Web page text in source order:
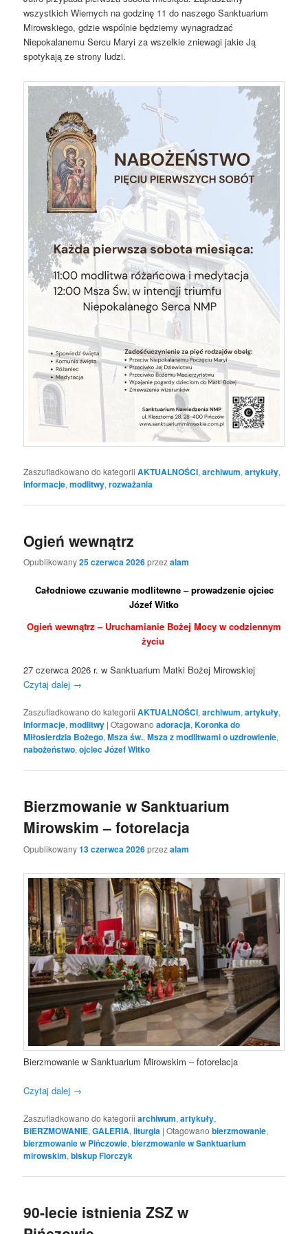
wszystkich Wiernych na godzinę 11 do naszego Sanktuarium
Mirowskiego, gdzie wspólnie będziemy wynagradzać
Niepokalanemu Sercu Maryi za wszelkie zniewagi jakie Ją
spotykają ze strony ludzi.
Zaszufladkowano do kategorii AKTUALNOŚCI,archiwum,artykuły,
informacje,modlitwy,rozważania
Ogień wewnątrz
Opublikowany25 czerwca 2026przezalam
Całodniowe czuwanie modlitewne – prowadzenie ojciec
Józef Witko
Ogień wewnątrz – Uruchamianie Bożej Mocy w codziennym
życiu
27 czerwca 2026 r. w Sanktuarium Matki Bożej Mirowskiej
Czytaj dalej →
Zaszufladkowano do kategorii AKTUALNOŚCI,archiwum,artykuły,
informacje,modlitwy |Otagowano adoracja,Koronka do
Miłosierdzia Bożego,Msza św.,Msza z modlitwami o uzdrowienie,
nabożeństwo,ojciec Józef Witko
Bierzmowanie w Sanktuarium
Mirowskim – fotorelacja
Opublikowany13 czerwca 2026przezalam
Bierzmowanie w Sanktuarium Mirowskim – fotorelacja
Czytaj dalej →
Zaszufladkowano do kategorii archiwum,artykuły,
BIERZMOWANIE,GALERIA,liturgia |Otagowano bierzmowanie,
bierzmowanie w Pińczowie,bierzmowanie w Sanktuarium
mirowskim,biskup Florczyk
90-lecie istnienia ZSZ w